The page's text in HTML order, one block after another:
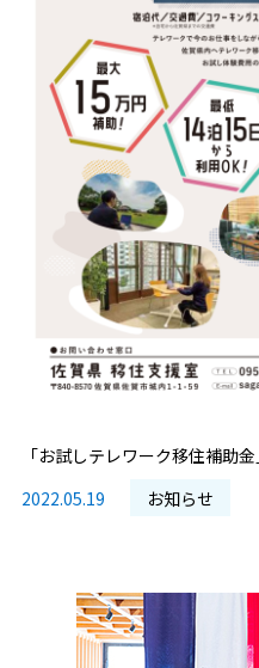
「お試しテレワーク移住補助
2022.05.19
お知らせ